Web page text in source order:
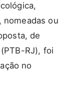
nomeadas ou
de
RJ), foi
no